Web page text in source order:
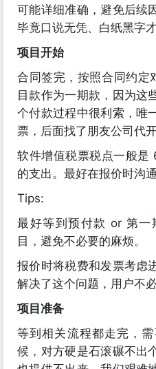
可能详细准确，避免后续
毕竟口说无凭、白纸黑字才
项目开始
合同签完，按照合同约定
目款作为一期款，因为这
个付款过程中很利索，唯
票，后面找了朋友公司代开
软件增值税票税点一般是
的支出。最好在报价时沟
Tips:
最好等到预付款 or 第一
目，避免不必要的麻烦。
报价时将税费和发票考虑
解决了这个问题，用户不
项目准备
等到相关流程都走完，
候，对方硬是石滚碾不出